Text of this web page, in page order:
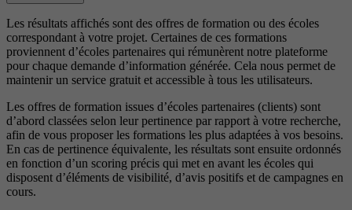
Les résultats affichés sont des offres de formation ou des écoles
correspondant à votre projet. Certaines de ces formations
proviennent d’écoles partenaires qui rémunèrent notre plateforme
pour chaque demande d’information générée. Cela nous permet de
maintenir un service gratuit et accessible à tous les utilisateurs.
Les offres de formation issues d’écoles partenaires (clients) sont
d’abord classées selon leur pertinence par rapport à votre recherche,
afin de vous proposer les formations les plus adaptées à vos besoins.
En cas de pertinence équivalente, les résultats sont ensuite ordonnés
en fonction d’un scoring précis qui met en avant les écoles qui
disposent d’éléments de visibilité, d’avis positifs et de campagnes en
cours.